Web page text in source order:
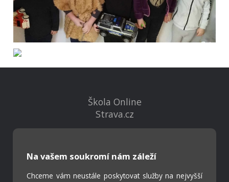
Na vašem soukromí nám záleží
Chceme vám neustále poskytovat služby na nejvyšší
Škola Online
Strava.cz
Projekty
Virtuální prohlídka